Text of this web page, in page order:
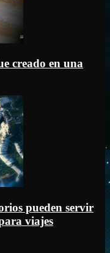
creado en una
pueden servir
viajes